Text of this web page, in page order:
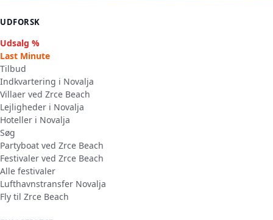
UDFORSK
Udsalg %
Last Minute
Tilbud
Indkvartering i Novalja
Villaer ved Zrce Beach
Lejligheder i Novalja
Hoteller i Novalja
Søg
Partyboat ved Zrce Beach
Festivaler ved Zrce Beach
Alle festivaler
Lufthavnstransfer Novalja
Fly til Zrce Beach